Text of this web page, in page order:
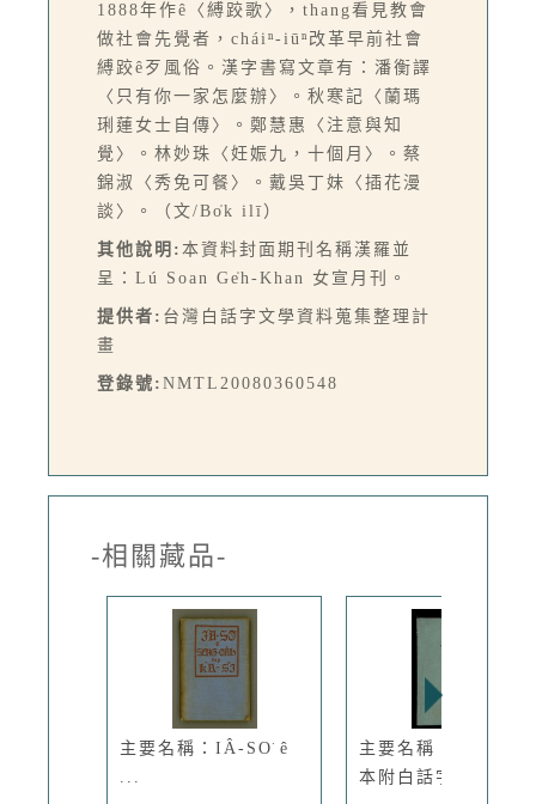
1888年作ê〈縛跤歌〉，thang看見教會
做社會先覺者，cháiⁿ-iūⁿ改革早前社會
縛跤ê歹風俗。漢字書寫文章有：潘衡譯
〈只有你一家怎麼辦〉。秋寒記〈蘭瑪
琍蓮女士自傳〉。鄭慧惠〈注意與知
覺〉。林妙珠〈妊娠九，十個月〉。蔡
錦淑〈秀免可餐〉。戴吳丁妹〈插花漫
談〉。（文/Bo̍k ilī）
其他說明: 本資料封面期刊名稱漢羅並
呈：Lú Soan Ge̍h-Khan 女宣月刊。
提供者: 台灣白話字文學資料蒐集整理計
畫
登錄號: NMTL20080360548
-相關藏品-
主要名稱：IÂ-SO͘ ê
...
主要名稱：詩歌（選
本附白話字...